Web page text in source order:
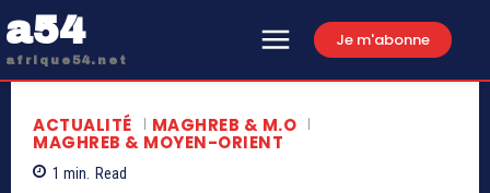
a54
afrique54.net
Je m'abonne
ACTUALITÉ MAGHREB & M.O
MAGHREB & MOYEN-ORIENT
1 min. Read